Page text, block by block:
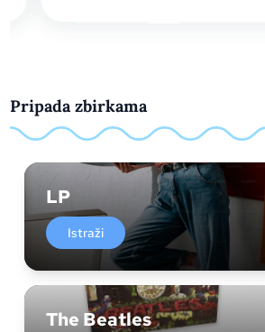
Pripada zbirkama
LP
Istraži
The Beatles